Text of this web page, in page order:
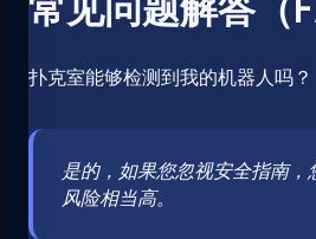
扑克室能够检测到我的机器人吗？
是的，如果您忽视安全指南
风险相当高。